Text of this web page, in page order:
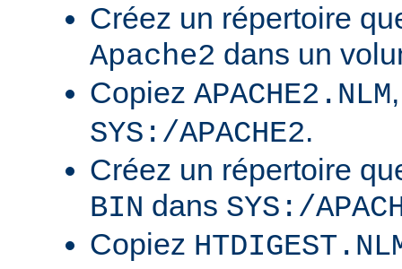
Créez un répertoire
Apache2 dans un
Copiez APACHE2.NLM
SYS:/APACHE2.
Créez un répertoire
BIN dans SYS:/
Copiez